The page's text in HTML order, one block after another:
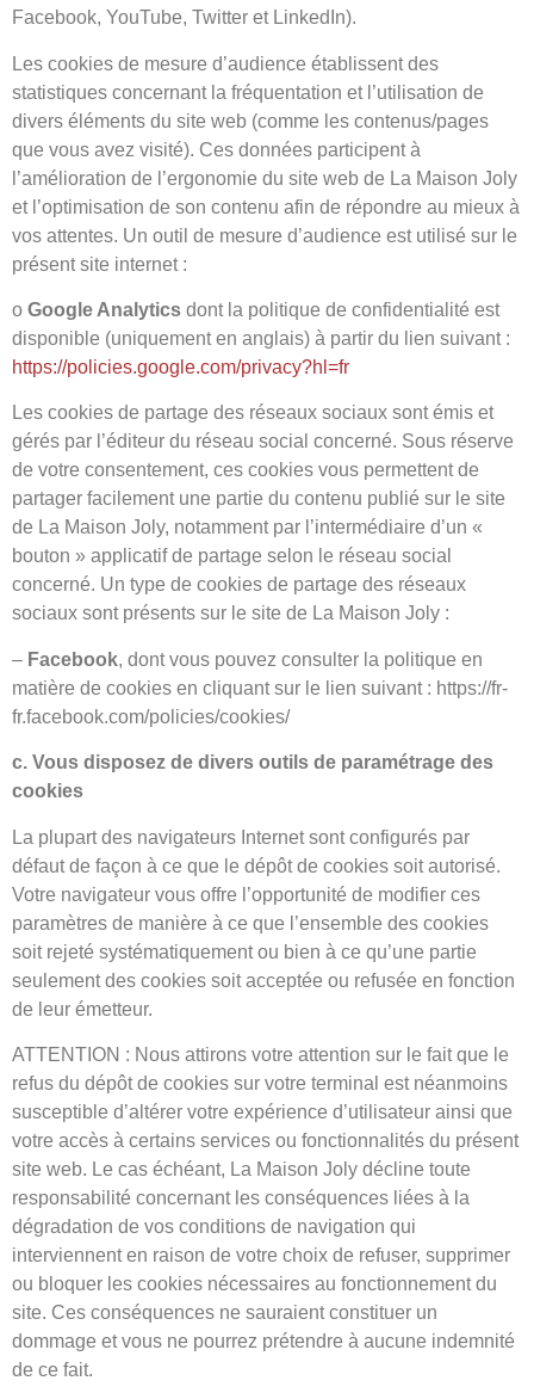
Facebook, YouTube, Twitter et LinkedIn).
Les cookies de mesure d’audience établissent des
statistiques concernant la fréquentation et l’utilisation de
divers éléments du site web (comme les contenus/pages
que vous avez visité). Ces données participent à
l’amélioration de l’ergonomie du site web de La Maison Joly
et l’optimisation de son contenu afin de répondre au mieux à
vos attentes. Un outil de mesure d’audience est utilisé sur le
présent site internet :
o Google Analytics dont la politique de confidentialité est
disponible (uniquement en anglais) à partir du lien suivant :
https://policies.google.com/privacy?hl=fr
Les cookies de partage des réseaux sociaux sont émis et
gérés par l’éditeur du réseau social concerné. Sous réserve
de votre consentement, ces cookies vous permettent de
partager facilement une partie du contenu publié sur le site
de La Maison Joly, notamment par l’intermédiaire d’un «
bouton » applicatif de partage selon le réseau social
concerné. Un type de cookies de partage des réseaux
sociaux sont présents sur le site de La Maison Joly :
– Facebook, dont vous pouvez consulter la politique en
matière de cookies en cliquant sur le lien suivant : https://fr-
fr.facebook.com/policies/cookies/
c. Vous disposez de divers outils de paramétrage des
cookies
La plupart des navigateurs Internet sont configurés par
défaut de façon à ce que le dépôt de cookies soit autorisé.
Votre navigateur vous offre l’opportunité de modifier ces
paramètres de manière à ce que l’ensemble des cookies
soit rejeté systématiquement ou bien à ce qu’une partie
seulement des cookies soit acceptée ou refusée en fonction
de leur émetteur.
ATTENTION : Nous attirons votre attention sur le fait que le
refus du dépôt de cookies sur votre terminal est néanmoins
susceptible d’altérer votre expérience d’utilisateur ainsi que
votre accès à certains services ou fonctionnalités du présent
site web. Le cas échéant, La Maison Joly décline toute
responsabilité concernant les conséquences liées à la
dégradation de vos conditions de navigation qui
interviennent en raison de votre choix de refuser, supprimer
ou bloquer les cookies nécessaires au fonctionnement du
site. Ces conséquences ne sauraient constituer un
dommage et vous ne pourrez prétendre à aucune indemnité
de ce fait.